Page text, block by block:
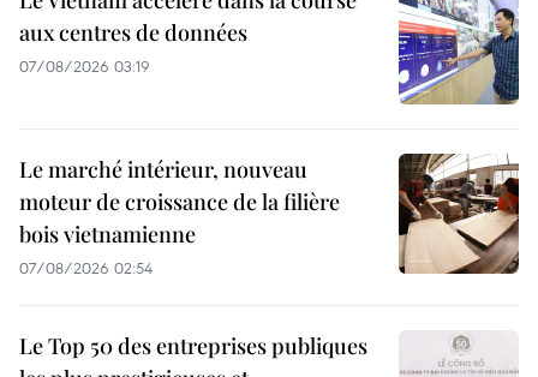
aux centres de données
07/08/2026 03:19
Le marché intérieur, nouveau
moteur de croissance de la filière
bois vietnamienne
07/08/2026 02:54
Le Top 50 des entreprises publiques